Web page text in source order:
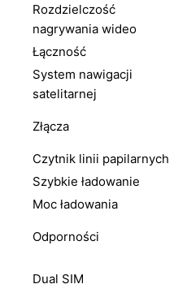
Rozdzielczość
nagrywania wideo
Łączność
System nawigacji
satelitarnej
Złącza
Czytnik linii papilarnych
Szybkie ładowanie
Moc ładowania
Odporności
Dual SIM